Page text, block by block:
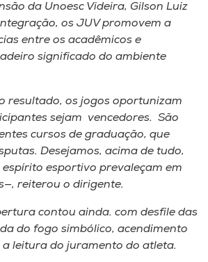
da Unoesc Videira, Gilson Luiz
os JUV promovem a
entre os acadêmicos e
significado do ambiente
resultado, os jogos oportunizam
sejam vencedores. São
cursos de graduação, que
Desejamos, acima de tudo,
espírito esportivo prevaleçam em
reiterou o dirigente.
contou ainda. com desfile das
do fogo simbólico, acendimento
leitura do juramento do atleta.